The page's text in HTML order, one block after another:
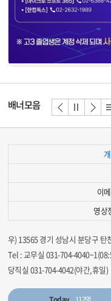
배너모음 배너
이전
배너
정지
배너
다음
배
트
이
영상
우) 13565 경기 성남시 분당구 탄
Tel : 교무실 031-704-
당직실 031-704-4042(야간,휴